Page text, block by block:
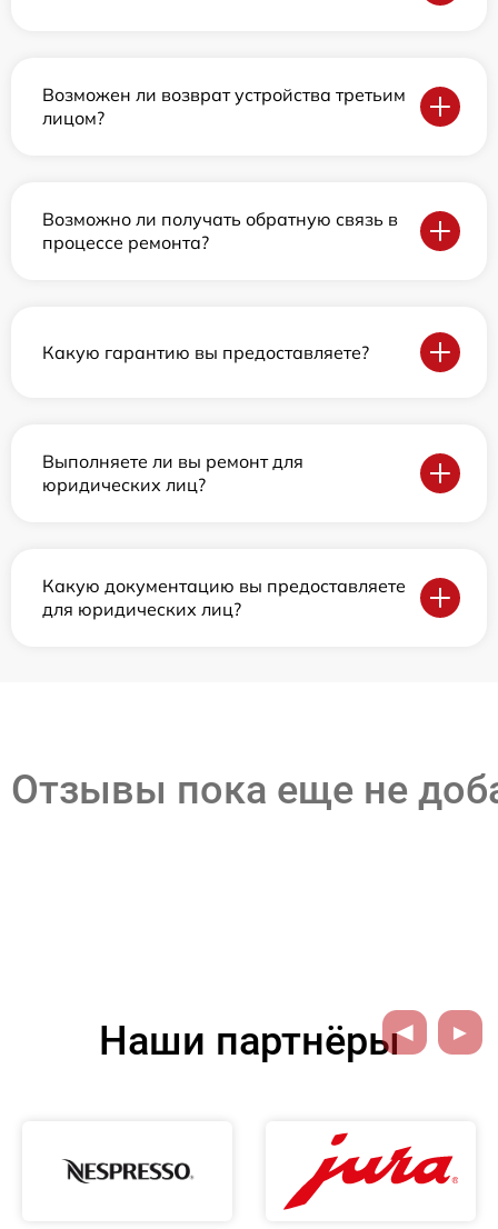
Возможен ли возврат устройства третьим
лицом?
Возможно ли получать обратную связь в
процессе ремонта?
Какую гарантию вы предоставляете?
Выполняете ли вы ремонт для
юридических лиц?
Какую документацию вы предоставляете
для юридических лиц?
Отзывы пока еще не
Наши партнёры